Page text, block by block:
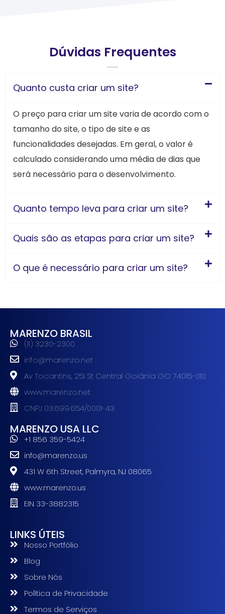
Dúvidas Frequentes
Quanto custa criar um site?
O preço para criar um site varia de acordo com o
tamanho do site, o tipo de site e as
funcionalidades desejadas. Em geral, o valor é
calculado considerando uma média de dias que
será necessário para o desenvolvimento.
Quanto tempo leva para criar um site?
Quais são as etapas para criar um site?
O que é necessário para criar um site?
MARENZO BRASIL
(11) 3230-2300
info@marenzo.net
Av Tocantins, 251 St Central Goiânia GO 74015-010
www.marenzo.net
CNPJ 03.699.654/0001-43
MARENZO USA LLC
+1 856 359-5424
info@marenzo.us
431 W 6th Street, Palmyra, NJ 08065
www.marenzo.us
EIN 33-3882315
LINKS ÚTEIS
Nosso Portfólio
Blog
Sobre Nós
Política de Privacidade
Termos de Serviços